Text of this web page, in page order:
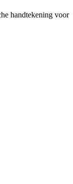
handtekening voor